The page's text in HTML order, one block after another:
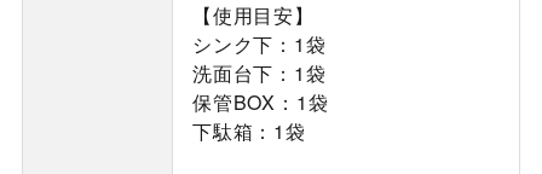
【使用目安】
シンク下：1袋
洗面台下：1袋
保管BOX：1袋
下駄箱：1袋